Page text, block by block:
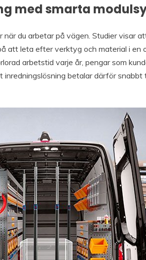
med smarta
när du arbetar på vägen. Studier visar
att leta efter verktyg och material i en
arbetstid varje år, pengar som
inredningslösning betalar därför snabbt